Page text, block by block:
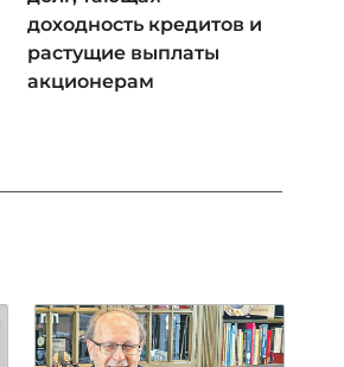
доходность кредитов и
растущие выплаты
акционерам